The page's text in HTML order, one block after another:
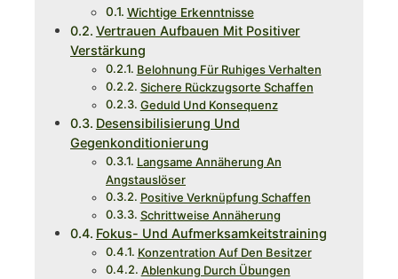
Wichtige Erkenntnisse
Vertrauen Aufbauen Mit Positiver
Verstärkung
Belohnung Für Ruhiges Verhalten
Sichere Rückzugsorte Schaffen
Geduld Und Konsequenz
Desensibilisierung Und
Gegenkonditionierung
Langsame Annäherung An
Angstauslöser
Positive Verknüpfung Schaffen
Schrittweise Annäherung
Fokus- Und Aufmerksamkeitstraining
Konzentration Auf Den Besitzer
Ablenkung Durch Übungen